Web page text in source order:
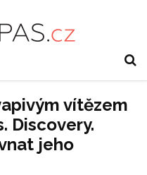
vítězem
Discovery.
jeho